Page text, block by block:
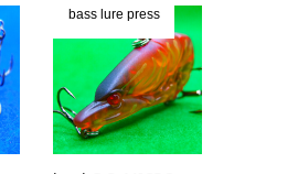
bass lure press